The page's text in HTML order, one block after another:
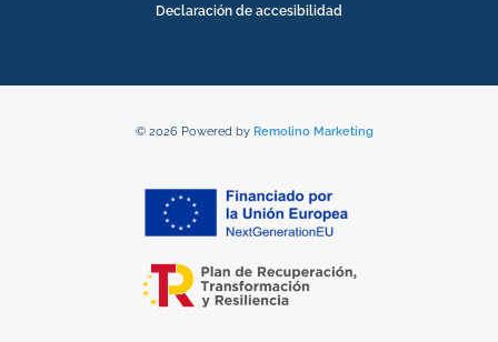
Declaración de accesibilidad
© 2026 Powered by Remolino Marketing